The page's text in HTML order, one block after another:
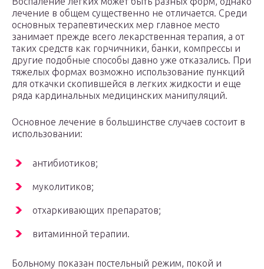
лечение в общем существенно не отличается. Среди
основных терапевтических мер главное место
занимает прежде всего лекарственная терапия, а от
таких средств как горчичники, банки, компрессы и
другие подобные способы давно уже отказались. При
тяжелых формах возможно использование пункций
для откачки скопившейся в легких жидкости и еще
ряда кардинальных медицинских манипуляций.
Основное лечение в большинстве случаев состоит в
использовании:
антибиотиков;
муколитиков;
отхаркивающих препаратов;
витаминной терапии.
Больному показан постельный режим, покой и